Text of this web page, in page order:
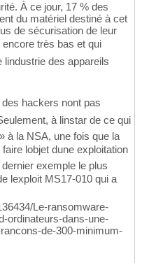
À ce jour, 17 % des
du matériel destiné à cet
de sécurisation de leur
encore très bas et qui
des appareils
hackers nont pas
à linstar de ce qui
à la NSA, une fois que la
lobjet dune exploitation
exemple le plus
lexploit MS17-010 qui a
Le-ransomware-
ordinateurs-dans-une-
de-300-minimum-